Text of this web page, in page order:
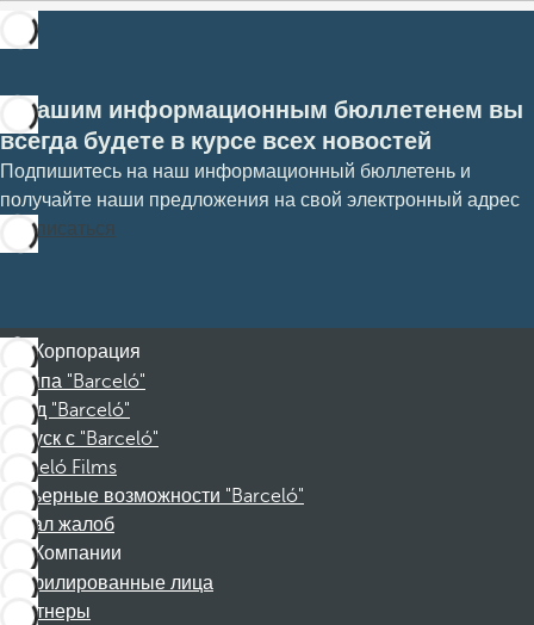
С нашим информационным бюллетенем вы
всегда будете в курсе всех новостей
Подпишитесь на наш информационный бюллетень и
получайте наши предложения на свой электронный адрес
Подписаться
Корпорация
Группа "Barceló"
Фонд "Barceló"
Отпуск с "Barceló"
Barceló Films
Карьерные возможности "Barceló"
Канал жалоб
Компании
Аффилированные лица
Партнеры